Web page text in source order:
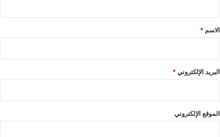
*
الاسم *
البريد الإلكتروني*
الموقع الإلكتروني